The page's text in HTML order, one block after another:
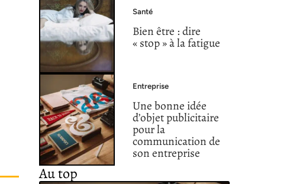
Santé
Bien être : dire
« stop » à la fatigue
Entreprise
Une bonne idée
d’objet publicitaire
pour la
communication de
son entreprise
Au top